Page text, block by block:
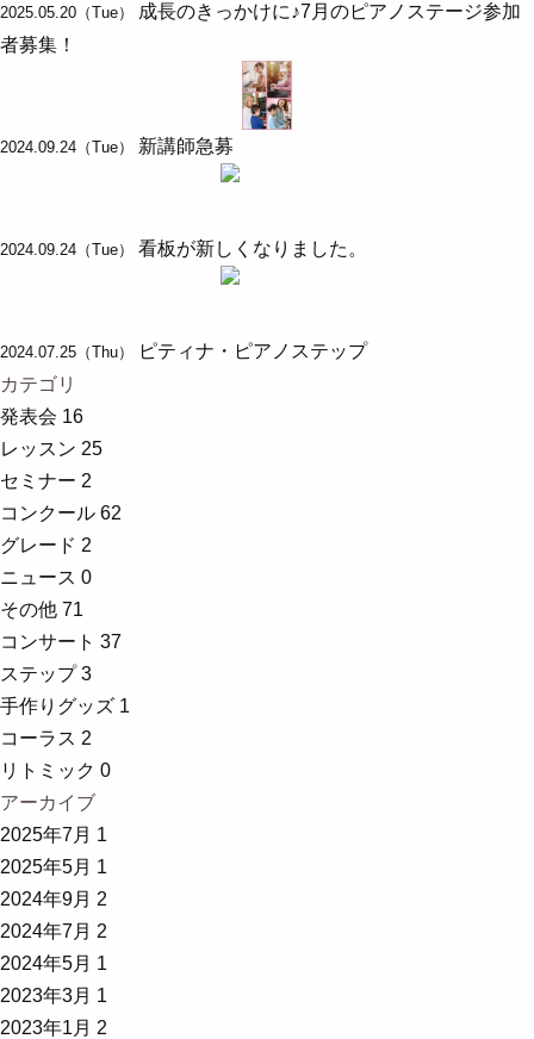
2025.05.20（Tue）
成長のきっかけに♪7月のピアノステージ参加
者募集！
2024.09.24（Tue） 新講師急募
2024.09.24（Tue） 看板が新しくなりました。
2024.07.25（Thu）
ピティナ・ピアノステップ
カテゴリ
発表会 16
レッスン 25
セミナー 2
コンクール 62
グレード 2
ニュース 0
その他 71
コンサート 37
ステップ3
手作りグッズ 1
コーラス 2
リトミック 0
アーカイブ
2025年7月 1
2025年5月 1
2024年9月 2
2024年7月 2
2024年5月 1
2023年3月 1
2023年1月 2